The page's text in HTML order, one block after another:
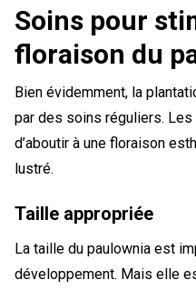
Soins pour
floraison du
Bien évidemment, la
par des soins réguliers.
d’aboutir à une floraison
lustré.
Taille appropriée
La taille du paulownia est
développement. Mais elle